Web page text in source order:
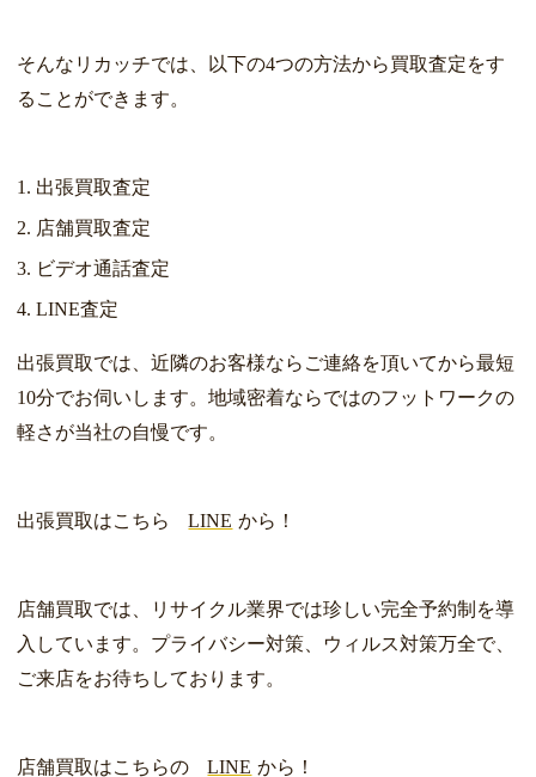
そんなリカッチでは、以下の4つの方法から買取査定をす
ることができます。
出張買取査定
店舗買取査定
ビデオ通話査定
LINE査定
出張買取では、近隣のお客様ならご連絡を頂いてから最短
10分でお伺いします。地域密着ならではのフットワークの
軽さが当社の自慢です。
出張買取はこちら LINE から！
店舗買取では、リサイクル業界では珍しい完全予約制を導
入しています。プライバシー対策、ウィルス対策万全で、
ご来店をお待ちしております。
店舗買取はこちらの LINE から！